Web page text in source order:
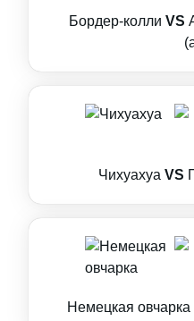
Бордер-колли VS
Чихуахуа VS
Немецкая овчарка